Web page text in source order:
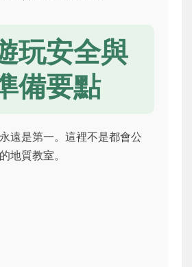
玩安全與
備要點
遠是第一。這裡不是都會公
地質教室。